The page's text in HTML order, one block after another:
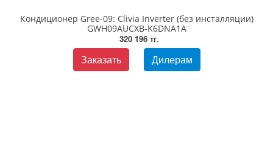
Кондиционер Gree-09: Clivia Inverter (без инсталляции)
GWH09AUCXB-K6DNA1A
320 196 тг.
Заказать Дилерам